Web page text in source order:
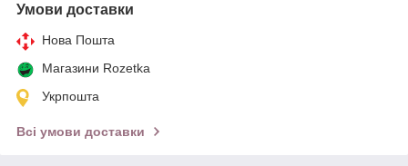
Умови доставки
Нова Пошта
Магазини Rozetka
Укрпошта
Всі умови доставки